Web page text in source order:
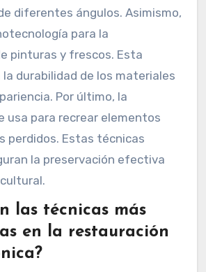
diferentes ángulos. Asimismo,
para la
pinturas y frescos. Esta
durabilidad de los materiales
Por último, la
usa para recrear elementos
perdidos. Estas técnicas
la preservación efectiva
las técnicas más
en la restauración